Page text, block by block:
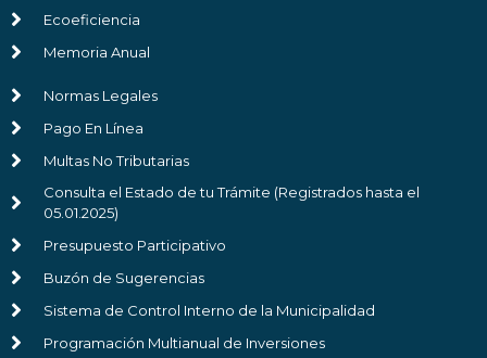
Ecoeficiencia
Memoria Anual
Normas Legales
Pago En Línea
Multas No Tributarias
Consulta el Estado de tu Trámite (Registrados hasta el
05.01.2025)
Presupuesto Participativo
Buzón de Sugerencias
Sistema de Control Interno de la Municipalidad
Programación Multianual de Inversiones